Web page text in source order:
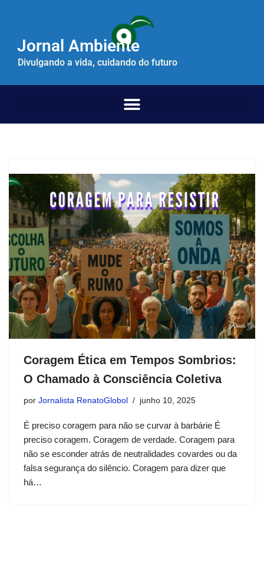
paraJornal Ambiente
Divulgando a vida, cuidando do futuro
Coragem Ética em Tempos Sombrios:
O Chamado à Consciência Coletiva
por Jornalista RenatoGlobol junho 10, 2025
É preciso coragem para não se curvar à barbárie É
preciso coragem. Coragem de verdade. Coragem para
não se esconder atrás de neutralidades covardes ou da
falsa segurança do silêncio. Coragem para dizer que
há…